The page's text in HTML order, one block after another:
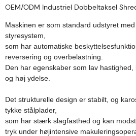
OEM/ODM Industriel Dobbeltaksel
Maskinen er som standard udstyret
styresystem,
som har automatiske
reversering og overbelastning.
Den har egenskaber som lav
og høj ydelse.
Det strukturelle design er stabilt, og
tykke stålplader,
som har stærk slagfasthed og kan
tryk under højintensive